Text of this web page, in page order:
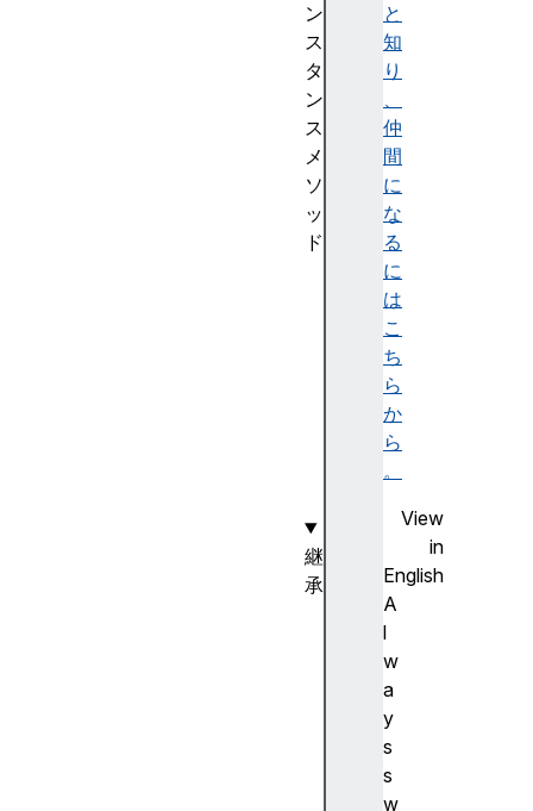
と
知
り
、
仲
間
に
な
る
に
は
こ
ち
ら
か
ら
。
View
in
English
A
l
w
a
y
s
s
w
ン
ス
タ
ン
ス
メ
ソ
ッ
ド
継
承